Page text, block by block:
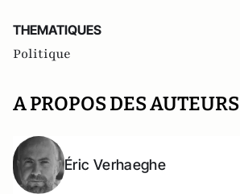
THEMATIQUES
Politique
A PROPOS DES AUTEURS
Éric Verhaeghe